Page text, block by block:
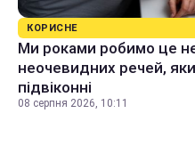
КОРИСНЕ
Ми роками робимо це
неочевидних речей,
підвіконні
08 серпня 2026, 10:11